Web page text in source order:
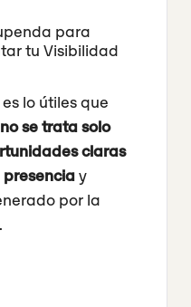
para
tu Visibilidad
lo útiles que
no se trata solo
claras
y
por la